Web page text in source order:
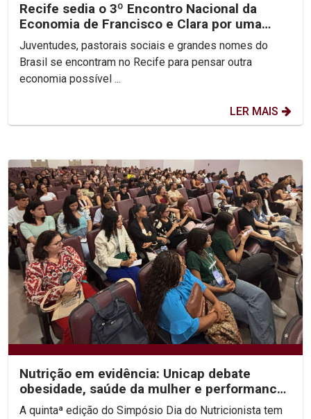
Recife sedia o 3º Encontro Nacional da
Economia de Francisco e Clara por uma
economia justa e...
Juventudes, pastorais sociais e grandes nomes do
Brasil se encontram no Recife para pensar outra
economia possível ...
LER MAIS
Nutrição em evidência: Unicap debate
obesidade, saúde da mulher e performance
no V Simpósio Dia...
A quintaª edição do Simpósio Dia do Nutricionista tem